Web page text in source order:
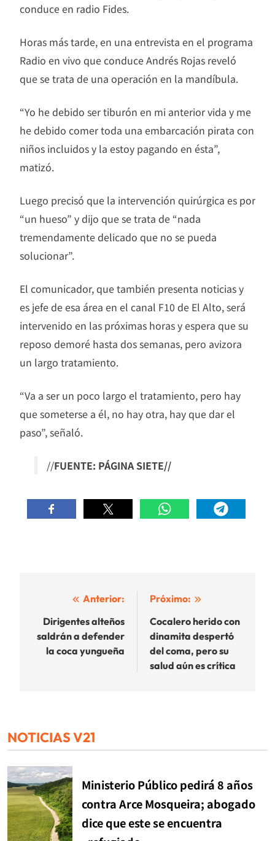
conduce en radio Fides.
Horas más tarde, en una entrevista en el programa
Radio en vivo que conduce Andrés Rojas reveló
que se trata de una operación en la mandíbula.
“Yo he debido ser tiburón en mi anterior vida y me
he debido comer toda una embarcación pirata con
niños incluidos y la estoy pagando en ésta”,
matizó.
Luego precisó que la intervención quirúrgica es por
“un hueso” y dijo que se trata de “nada
tremendamente delicado que no se pueda
solucionar”.
El comunicador, que también presenta noticias y
es jefe de esa área en el canal F10 de El Alto, será
intervenido en las próximas horas y espera que su
reposo demoré hasta dos semanas, pero avizora
un largo tratamiento.
“Va a ser un poco largo el tratamiento, pero hay
que someterse a él, no hay otra, hay que dar el
paso”, señaló.
//FUENTE: PÁGINA SIETE//
Navegación
de
entradas
Anterior:
Dirigentes alteños
saldrán a defender
la coca yungueña
Próximo:
Cocalero herido con
dinamita despertó
del coma, pero su
salud aún es crítica
NOTICIAS V21
Ministerio Público pedirá 8 años
contra Arce Mosqueira; abogado
dice que este se encuentra